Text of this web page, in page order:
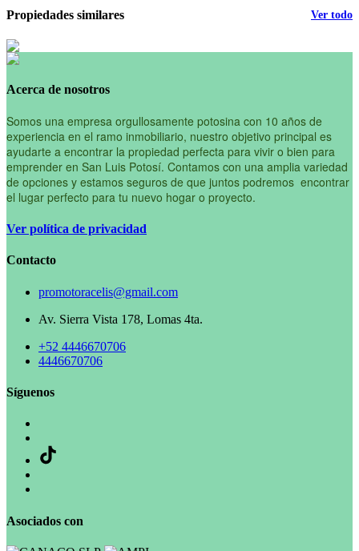
Propiedades similares Ver todo
Acerca de nosotros
Somos una empresa orgullosamente potosina con 10 años de
experiencia en el ramo inmobiliario, nuestro objetivo principal es
ayudarte a encontrar la propiedad perfecta para vivir o bien para
emprender en San Luis Potosí. Contamos con una amplia variedad
de opciones y estamos seguros de que juntos podremos encontrar
el lugar perfecto para tu nuevo hogar o proyecto.
Ver política de privacidad
Contacto
promotoracelis@gmail.com
Av. Sierra Vista 178, Lomas 4ta.
+52 4446670706
4446670706
Síguenos
Asociados con